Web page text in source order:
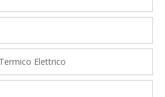
Elettrico